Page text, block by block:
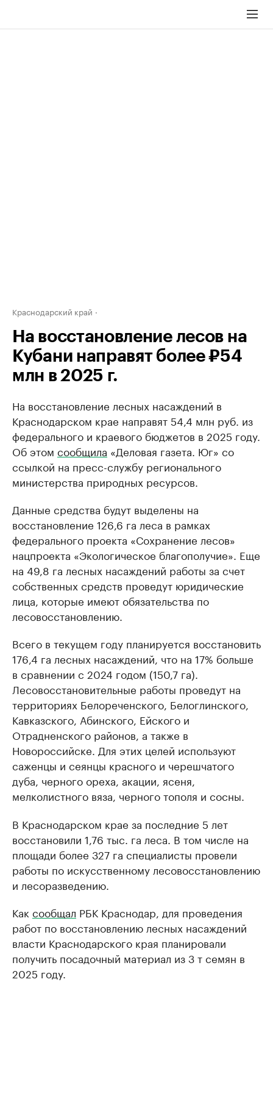
Краснодарский край
На восстановление лесов на
Кубани направят более ₽54
млн в 2025 г.
На восстановление лесных насаждений в
Краснодарском крае направят 54,4 млн руб. из
федерального и краевого бюджетов в 2025 году.
Об этом сообщила «Деловая газета. Юг» со
ссылкой на пресс-службу регионального
министерства природных ресурсов.
Данные средства будут выделены на
восстановление 126,6 га леса в рамках
федерального проекта «Сохранение лесов»
нацпроекта «Экологическое благополучие». Еще
на 49,8 га лесных насаждений работы за счет
собственных средств проведут юридические
лица, которые имеют обязательства по
лесовосстановлению.
Всего в текущем году планируется восстановить
176,4 га лесных насаждений, что на 17% больше
в сравнении с 2024 годом (150,7 га).
Лесовосстановительные работы проведут на
территориях Белореченского, Белоглинского,
Кавказского, Абинского, Ейского и
Отрадненского районов, а также в
Новороссийске. Для этих целей используют
саженцы и сеянцы красного и черешчатого
дуба, черного ореха, акации, ясеня,
мелколистного вяза, черного тополя и сосны.
В Краснодарском крае за последние 5 лет
восстановили 1,76 тыс. га леса. В том числе на
площади более 327 га специалисты провели
работы по искусственному лесовосстановлению
и лесоразведению.
Как сообщал РБК Краснодар, для проведения
работ по восстановлению лесных насаждений
власти Краснодарского края планировали
получить посадочный материал из 3 т семян в
2025 году.